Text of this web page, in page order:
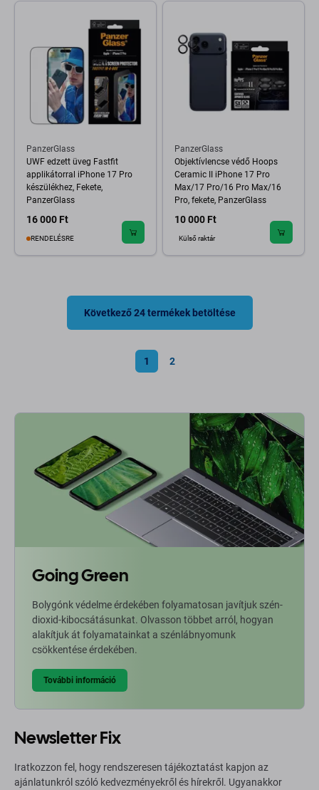
PanzerGlass
UWF edzett üveg Fastfit
applikátorral iPhone 17 Pro
készülékhez, Fekete,
PanzerGlass
16 000 Ft
RENDELÉSRE
PanzerGlass
Objektívlencse védő Hoops
Ceramic II iPhone 17 Pro
Max/17 Pro/16 Pro Max/16
Pro, fekete, PanzerGlass
10 000 Ft
Külső raktár
Következő 24 termékek betöltése
1 2
Going Green
Bolygónk védelme érdekében folyamatosan javítjuk szén-
dioxid-kibocsátásunkat. Olvasson többet arról, hogyan
alakítjuk át folyamatainkat a szénlábnyomunk
csökkentése érdekében.
További információ
Newsletter Fix
Iratkozzon fel, hogy rendszeresen tájékoztatást kapjon az
ajánlatunkról szóló kedvezményekről és hírekről. Ugyanakkor